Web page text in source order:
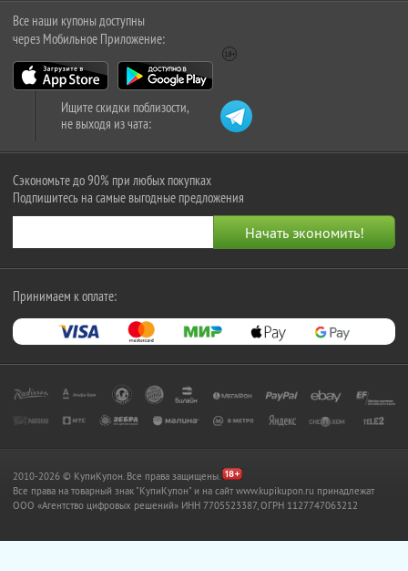
Все наши купоны доступны
через Мобильное Приложение:
Ищите скидки поблизости,
не выходя из чата:
Сэкономьте до 90% при любых покупках
Подпишитесь на самые выгодные предложения
Принимаем к оплате:
2010-2026 © КупиКупон. Все права защищены.
Все права на товарный знак "КупиКупон" и на сайт www.kupikupon.ru принадлежат
OOO «Агентство цифровых решений» ИНН 7705523387, ОГРН 1127747063212